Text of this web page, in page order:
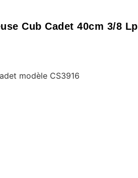
Cub Cadet 40cm 3/8 Lp
modèle CS3916